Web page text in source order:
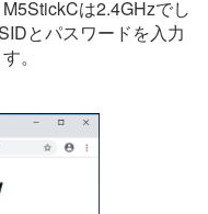
は2.4GHzでし
とパスワードを入力
。